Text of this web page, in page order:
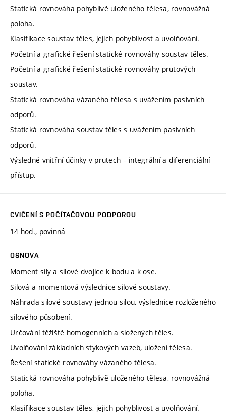
Statická rovnováha pohyblivě uloženého tělesa, rovnovážná
poloha.
Klasifikace soustav těles, jejich pohyblivost a uvolňování.
Početní a grafické řešení statické rovnováhy soustav těles.
Početní a grafické řešení statické rovnováhy prutových
soustav.
Statická rovnováha vázaného tělesa s uvážením pasivních
odporů.
Statická rovnováha soustav těles s uvážením pasivních
odporů.
Výsledné vnitřní účinky v prutech – integrální a diferenciální
přístup.
CVIČENÍ S POČÍTAČOVOU PODPOROU
14 hod., povinná
OSNOVA
Moment síly a silové dvojice k bodu a k ose.
Silová a momentová výslednice silové soustavy.
Náhrada silové soustavy jednou silou, výslednice rozloženého
silového působení.
Určování těžiště homogenních a složených těles.
Uvolňování základních stykových vazeb, uložení tělesa.
Řešení statické rovnováhy vázaného tělesa.
Statická rovnováha pohyblivě uloženého tělesa, rovnovážná
poloha.
Klasifikace soustav těles, jejich pohyblivost a uvolňování.